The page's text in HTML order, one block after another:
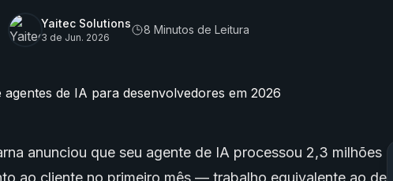
Yaitec Solutions
3 de Jun. 2026
8 Minutos de Leitura
anunciou que seu agente de IA processou 2,3 milhões
ao cliente no primeiro mês — trabalho equivalente ao de